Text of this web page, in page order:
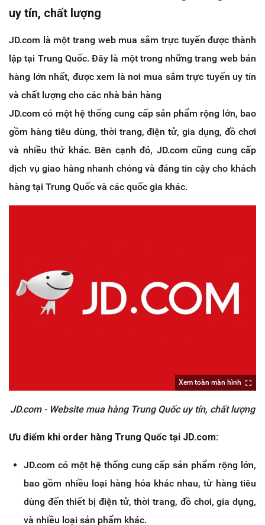
uy tín, chất lượng
JD.com là một trang web mua sắm trực tuyến được thành
lập tại Trung Quốc. Đây là một trong những trang web bán
hàng lớn nhất, được xem là nơi mua sắm trực tuyến uy tín
và chất lượng cho các nhà bán hàng
JD.com có một hệ thống cung cấp sản phẩm rộng lớn, bao
gồm hàng tiêu dùng, thời trang, điện tử, gia dụng, đồ chơi
và nhiều thứ khác. Bên cạnh đó, JD.com cũng cung cấp
dịch vụ giao hàng nhanh chóng và đáng tin cậy cho khách
hàng tại Trung Quốc và các quốc gia khác.
Xem toàn màn hình
JD.com - Website mua hàng Trung Quốc uy tín, chất lượng
Ưu điểm khi order hàng Trung Quốc tại JD.com:
JD.com có một hệ thống cung cấp sản phẩm rộng lớn,
bao gồm nhiều loại hàng hóa khác nhau, từ hàng tiêu
dùng đến thiết bị điện tử, thời trang, đồ chơi, gia dụng,
và nhiều loại sản phẩm khác.